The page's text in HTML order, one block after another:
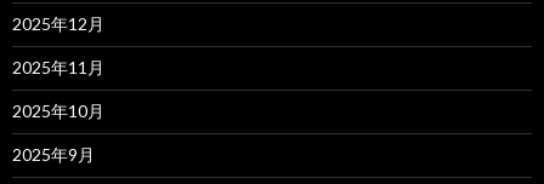
2025年12月
2025年11月
2025年10月
2025年9月